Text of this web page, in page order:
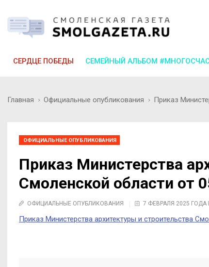
СЕРДЦЕ ПОБЕДЫ СЕМЕЙНЫЙ АЛЬБОМ
Главная Официальные опубликования Приказ
ОФИЦИАЛЬНЫЕ ОПУБЛИКОВАНИЯ
Приказ Министерства
Смоленской области от
ОФИЦИАЛЬНЫЕ ОПУБЛИКОВАНИЯ 7 ФЕВРАЛЯ 2025 ГОДА
Приказ Министерства архитектуры и строительства